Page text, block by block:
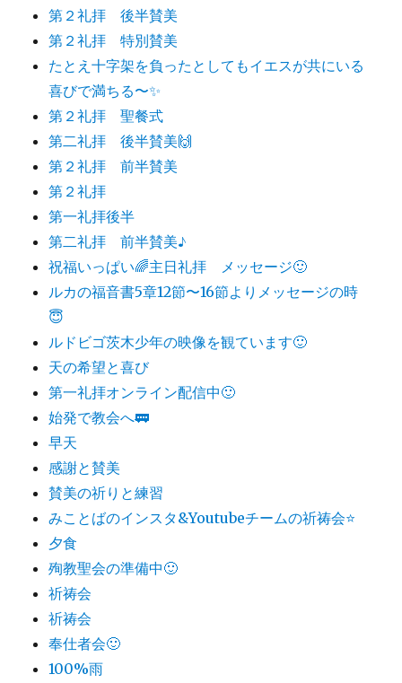
第２礼拝 後半賛美
第２礼拝 特別賛美
たとえ十字架を負ったとしてもイエスが共にいる
喜びで満ちる〜✨
第２礼拝 聖餐式
第二礼拝 後半賛美🙌
第２礼拝 前半賛美
第２礼拝
第一礼拝後半
第二礼拝 前半賛美♪
祝福いっぱい🌈主日礼拝 メッセージ🙂
ルカの福音書5章12節〜16節よりメッセージの時
😇
ルドビゴ茨木少年の映像を観ています🙂
天の希望と喜び
第一礼拝オンライン配信中🙂
始発で教会へ🚃
早天
感謝と賛美
賛美の祈りと練習
みことばのインスタ&Youtubeチームの祈祷会⭐️
夕食
殉教聖会の準備中🙂
祈祷会
祈祷会
奉仕者会🙂
100%雨